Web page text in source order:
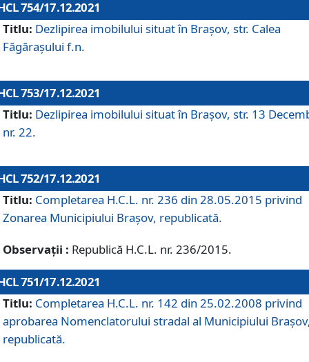
754/17.12.2021
Titlu: Dezlipirea imobilului situat în Brașov, str. Calea
Făgărașului f.n.
753/17.12.2021
Titlu: Dezlipirea imobilului situat în Brașov, str. 13
nr. 22.
752/17.12.2021
Titlu: Completarea H.C.L. nr. 236 din 28.05.2015 privind
Zonarea Municipiului Braşov, republicată.
Observații : Republică H.C.L. nr. 236/2015.
751/17.12.2021
Titlu: Completarea H.C.L. nr. 142 din 25.02.2008 privind
aprobarea Nomenclatorului stradal al Municipiului
republicată.